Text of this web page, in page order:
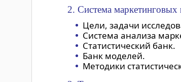
2. Система маркетинговых
Цели, задачи
Система анализа
Статистический банк.
Банк моделей.
Методики